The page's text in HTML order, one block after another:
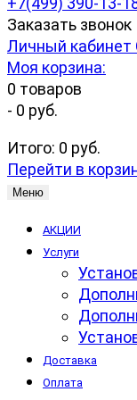
Заказать звонок
Личный кабинет
Моя корзина:
0 товаров
- 0 руб.
Итого: 0 руб.
Перейти в
Меню
АКЦИИ
Услуги
Доставка
Оплата